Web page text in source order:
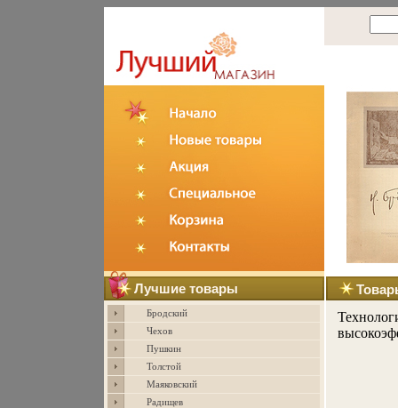
Лучшие товары
Бродский
Чехов
Пушкин
Толстой
Маяковский
Радищев